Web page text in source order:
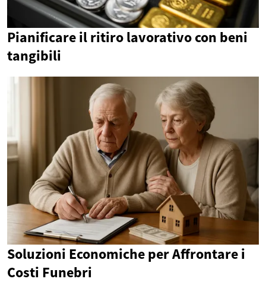
Pianificare il ritiro lavorativo con beni
tangibili
Soluzioni Economiche per Affrontare i
Costi Funebri